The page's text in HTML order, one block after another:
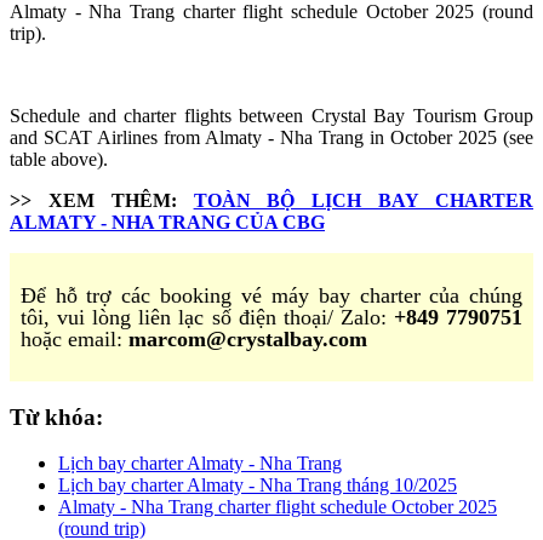
Almaty - Nha Trang charter flight schedule October 2025 (round
trip).
Schedule and charter flights between Crystal Bay Tourism Group
and SCAT Airlines from Almaty - Nha Trang in October 2025 (see
table above).
>> XEM THÊM: TOÀN BỘ LỊCH BAY CHARTER
ALMATY - NHA TRANG CỦA CBG
Để hỗ trợ các booking vé máy bay charter của chúng
tôi, vui lòng liên lạc số điện thoại/ Zalo: +849 7790751
hoặc email: marcom@crystalbay.com
Từ khóa:
Lịch bay charter Almaty - Nha Trang
Lịch bay charter Almaty - Nha Trang tháng 10/2025
Almaty - Nha Trang charter flight schedule October 2025
(round trip)